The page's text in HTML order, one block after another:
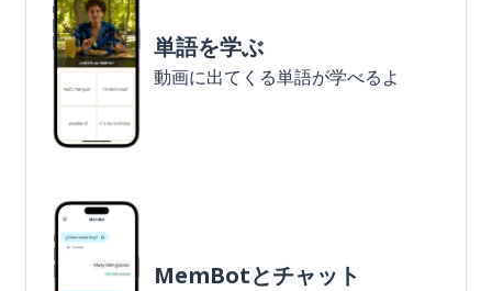
単語を学ぶ
動画に出てくる単語が学べるよ
MemBotとチャット